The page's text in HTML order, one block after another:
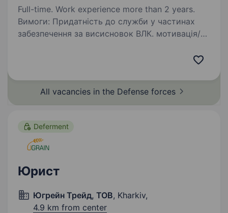
Full-time. Work experience more than 2 years.
Вимоги: Придатність до служби у частинах
забезпечення за висисновок ВЛК. мотивація/
All vacancies in the Defense forces
Deferment
Юрист
Югрейн Трейд, ТОВ, Kharkiv,
4.9 km from center